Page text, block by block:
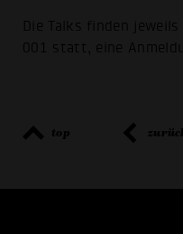
Die Talks finden
001 statt, eine
top